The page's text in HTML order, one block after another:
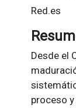
Red.es
Desde el
proceso